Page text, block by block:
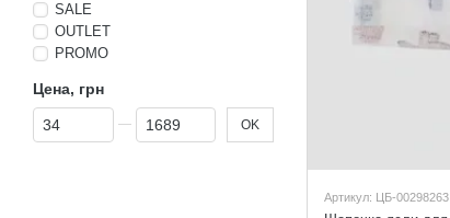
Артикул: ЦБ-00298263
SALE
OUTLET
PROMO
Цена, грн
От Цена, грн
До Цена, грн OK